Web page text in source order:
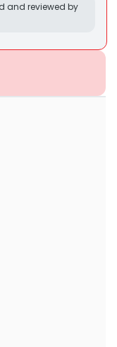
and reviewed by